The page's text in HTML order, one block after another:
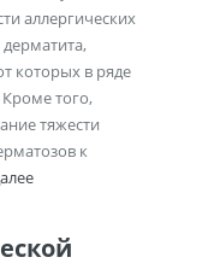
аллергических
которых в ряде
Кроме того,
тяжести
к